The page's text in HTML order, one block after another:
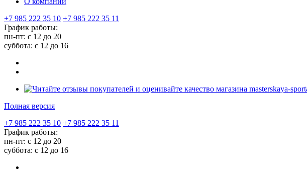
+7 985 222 35 10 +7 985 222 35 11
График работы:
пн-пт: с 12 до 20
суббота: c 12 до 16
Полная версия
+7 985 222 35 10 +7 985 222 35 11
График работы:
пн-пт: с 12 до 20
суббота: c 12 до 16